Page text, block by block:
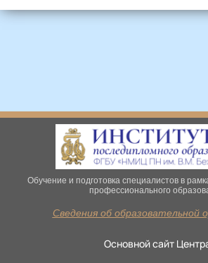
Обучение и подготовка специалистов в
профессионального
Сведения об образовательной
Основной сайт